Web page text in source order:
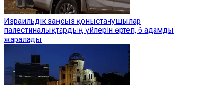
Израильдік заңсыз қоныстанушылар
палестиналықтардың үйлерін өртеп, 6 адамды
жаралады